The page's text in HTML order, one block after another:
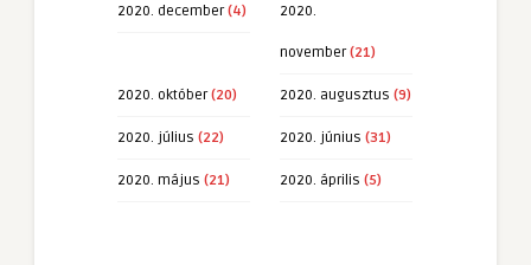
2020. december(4) 2020.
november(21)
2020. október(20) 2020. augusztus (9)
2020. július (22) 2020. június (31)
2020. május (21) 2020. április (5)